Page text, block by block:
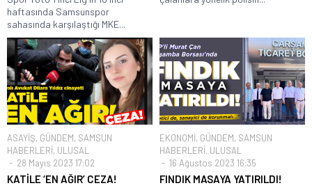
haftasında Samsunspor
sahasında karşılaştığı MKE...
ASAYİŞ, GÜNDEM, SAMSUN
HABERLERİ, ULUSAL
28 Mayıs 2023 17:02
KATİLE ‘EN AĞIR’ CEZA!
EKONOMİ, GÜNDEM, SAMSUN
HABERLERİ, ULUSAL
16 Ağustos 2023 16:35
FINDIK MASAYA YATIRILDI!